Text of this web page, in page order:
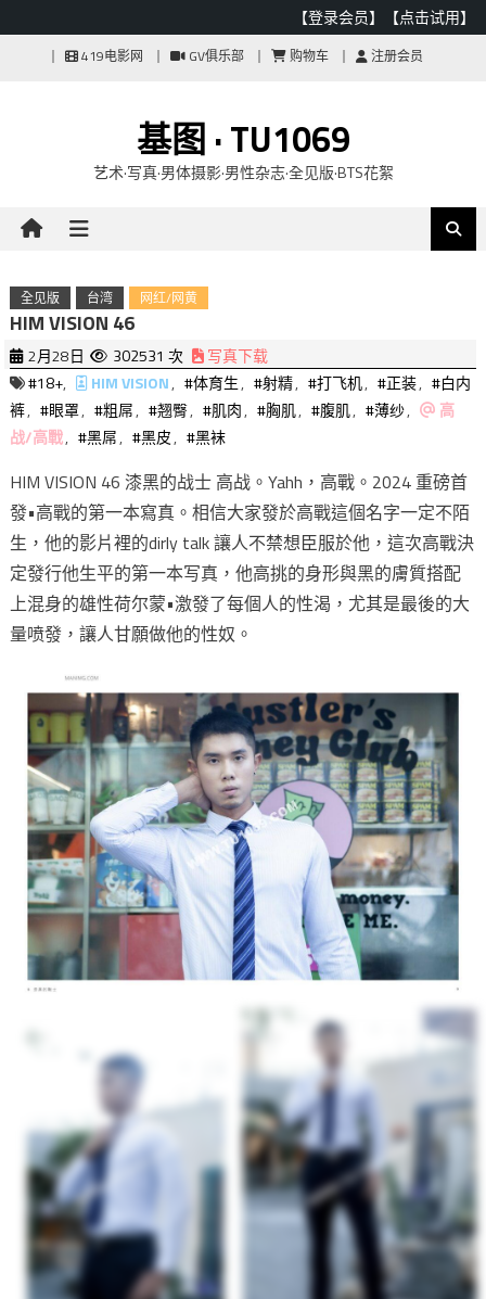
【登录会员】 【点击试用】
419电影网 GV俱乐部 购物车 注册会员
基图 · TU1069
艺术·写真·男体摄影·男性杂志·全见版·BTS花絮
全见版 台湾 网红/网黄
HIM VISION 46
2月28日 302531 次
写真下载
#18+, HIM VISION, #体育生, #射精, #打飞机, #正装, #白内
裤, #眼罩, #粗屌, #翘臀, #肌肉, #胸肌, #腹肌, #薄纱,
高
战/高戰, #黑屌, #黑皮, #黑袜
HIM VISION 46 漆黑的战士 高战。Yahh，高戰。2024 重磅首
發•高戰的第一本寫真。相信大家發於高戰這個名字一定不陌
生，他的影片裡的dirly talk 讓人不禁想臣服於他，這次高戰決
定發行他生平的第一本写真，他高挑的身形與黑的膚質搭配
上混身的雄性荷尔蒙•激發了每個人的性渴，尤其是最後的大
量喷發，讓人甘願做他的性奴。